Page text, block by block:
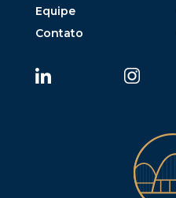
Equipe
Contato